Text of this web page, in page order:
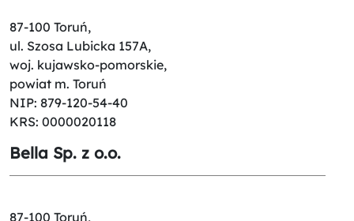
87-100 Toruń,
ul. Szosa Lubicka 157A,
woj. kujawsko-pomorskie,
powiat m. Toruń
NIP: 879-120-54-40
KRS: 0000020118
Bella Sp. z o.o.
87-100 Toruń,